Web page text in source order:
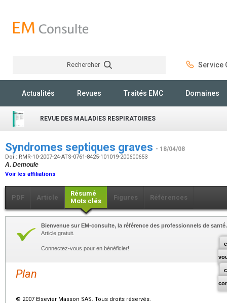
Rechercher Service
Actualités Revues Traités EMC Domaines
REVUE DES MALADIES RESPIRATOIRES
Syndromes septiques graves - 18/04/08
Doi : RMR-10-2007-24-ATS-0761-8425-101019-200600653
A. Demoule
Voir les affiliations
PDF Article
Résumé
Mots clés
Figures Références
Bienvenue sur EM-consulte, la référence des professionnels de santé.
Article gratuit.
Connectez-vous pour en bénéficier!
Plan
© 2007 Elsevier Masson SAS. Tous droits réservés.